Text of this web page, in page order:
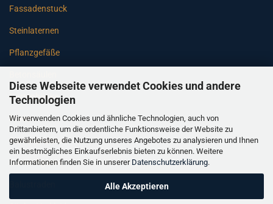
Diese Webseite verwendet Cookies und andere
Technologien
Wir verwenden Cookies und ähnliche Technologien, auch von
Drittanbietern, um die ordentliche Funktionsweise der Website zu
gewährleisten, die Nutzung unseres Angebotes zu analysieren und Ihnen
ein bestmögliches Einkaufserlebnis bieten zu können. Weitere
Informationen finden Sie in unserer Datenschutzerklärung.
Alle Akzeptieren
Fassadenstuck
Steinlaternen
Pflanzgefäße
Gartenbänke
Pfeiler
Gartenbrunnen
Gartenfiguren